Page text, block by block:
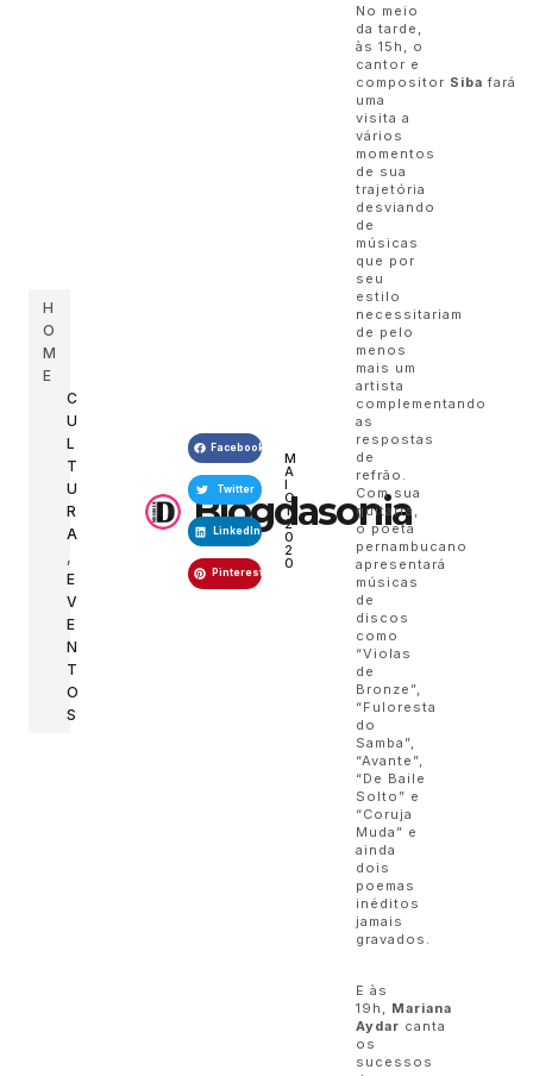
H
O
M
E
C
U
L
T
U
R
A
E
V
E
N
T
O
S
Blogdasonia
Facebook
Twitter
LinkedIn
Pinterest
M
A
I
O
1,
2
0
2
0
No meio
da tarde,
às 15h, o
cantor e
compositor Siba fará
uma
visita a
vários
momentos
de sua
trajetória
desviando
de
músicas
que por
seu
estilo
necessitariam
de pelo
menos
mais um
artista
complementando
as
respostas
de
refrão.
Com sua
guitarra,
o poeta
pernambucano
apresentará
músicas
de
discos
como
“Violas
de
Bronze”,
“Fuloresta
do
Samba”,
“Avante”,
“De Baile
Solto” e
“Coruja
Muda” e
ainda
dois
poemas
inéditos
jamais
gravados.
E às
19h, Mariana
Aydar canta
os
sucessos